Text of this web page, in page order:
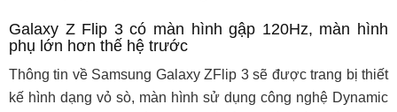
Galaxy Z Flip 3 có màn hình gập 120Hz, màn hình
phụ lớn hơn thế hệ trước
Thông tin về Samsung Galaxy ZFlip 3 sẽ được trang bị thiết
kế hình dạng vỏ sò, màn hình sử dụng công nghệ Dynamic